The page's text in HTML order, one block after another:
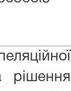
рішення